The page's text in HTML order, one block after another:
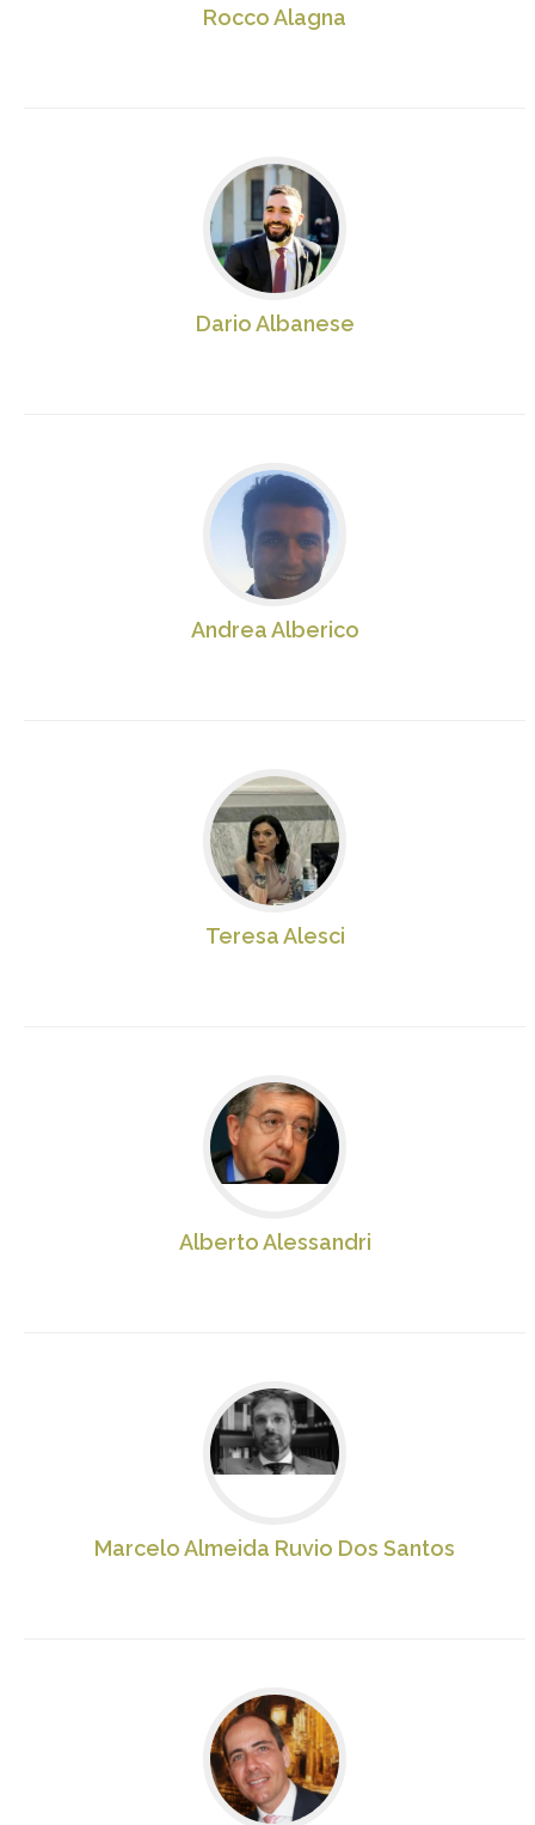
Rocco Alagna
Dario Albanese
Andrea Alberico
Teresa Alesci
Alberto Alessandri
Marcelo Almeida Ruvio Dos Santos